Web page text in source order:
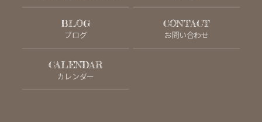
BLOG
ブログ
CONTACT
お問い合わせ
CALENDAR
カレンダー